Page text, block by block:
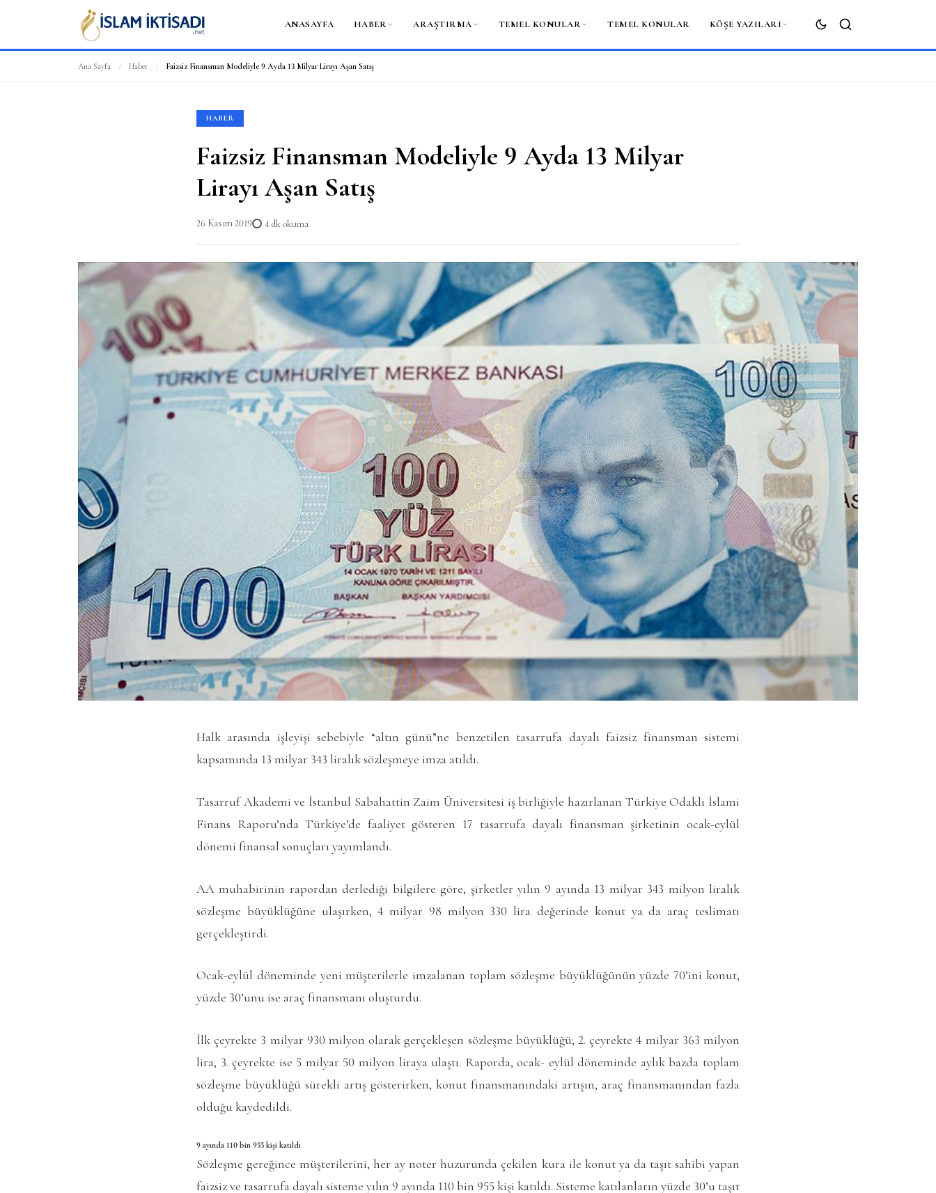
ANASAYFA HABER ARAŞTIRMA TEMEL KONULAR TEMEL KONULAR KÖŞE YAZILARI
ARA
Ana Sayfa / Haber / Faizsiz Finansman Modeliyle 9 Ayda 13 Milyar Lirayı Aşan Satış
HABER
Faizsiz Finansman Modeliyle 9 Ayda 13 Milyar
Lirayı Aşan Satış
26 Kasım 2019 4 dk okuma
Halk arasında işleyişi sebebiyle “altın günü”ne benzetilen tasarrufa dayalı faizsiz finansman sistemi
kapsamında 13 milyar 343 liralık sözleşmeye imza atıldı.
Tasarruf Akademi ve İstanbul Sabahattin Zaim Üniversitesi iş birliğiyle hazırlanan Türkiye Odaklı İslami
Finans Raporu’nda Türkiye’de faaliyet gösteren 17 tasarrufa dayalı finansman şirketinin ocak-eylül
dönemi finansal sonuçları yayımlandı.
AA muhabirinin rapordan derlediği bilgilere göre, şirketler yılın 9 ayında 13 milyar 343 milyon liralık
sözleşme büyüklüğüne ulaşırken, 4 milyar 98 milyon 330 lira değerinde konut ya da araç teslimatı
gerçekleştirdi.
Ocak-eylül döneminde yeni müşterilerle imzalanan toplam sözleşme büyüklüğünün yüzde 70’ini konut,
yüzde 30’unu ise araç finansmanı oluşturdu.
İlk çeyrekte 3 milyar 930 milyon olarak gerçekleşen sözleşme büyüklüğü; 2. çeyrekte 4 milyar 363 milyon
lira, 3. çeyrekte ise 5 milyar 50 milyon liraya ulaştı. Raporda, ocak- eylül döneminde aylık bazda toplam
sözleşme büyüklüğü sürekli artış gösterirken, konut finansmanındaki artışın, araç finansmanından fazla
olduğu kaydedildi.
9 ayında 110 bin 955 kişi katıldı
Sözleşme gereğince müşterilerini, her ay noter huzurunda çekilen kura ile konut ya da taşıt sahibi yapan
faizsiz ve tasarrufa dayalı sisteme yılın 9 ayında 110 bin 955 kişi katıldı. Sisteme katılanların yüzde 30’u taşıt